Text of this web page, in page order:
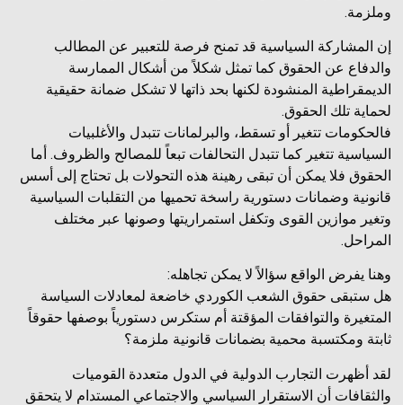
وملزمة.
إن المشاركة السياسية قد تمنح فرصة للتعبير عن المطالب
والدفاع عن الحقوق كما تمثل شكلاً من أشكال الممارسة
الديمقراطية المنشودة لكنها بحد ذاتها لا تشكل ضمانة حقيقية
لحماية تلك الحقوق.
فالحكومات تتغير أو تسقط، والبرلمانات تتبدل والأغلبيات
السياسية تتغير كما تتبدل التحالفات تبعاً للمصالح والظروف. أما
الحقوق فلا يمكن أن تبقى رهينة هذه التحولات بل تحتاج إلى أسس
قانونية وضمانات دستورية راسخة تحميها من التقلبات السياسية
وتغير موازين القوى وتكفل استمراريتها وصونها عبر مختلف
المراحل.
وهنا يفرض الواقع سؤالاً لا يمكن تجاهله:
هل ستبقى حقوق الشعب الكوردي خاضعة لمعادلات السياسة
المتغيرة والتوافقات المؤقتة أم ستكرس دستورياً بوصفها حقوقاً
ثابتة ومكتسبة محمية بضمانات قانونية ملزمة؟
لقد أظهرت التجارب الدولية في الدول متعددة القوميات
والثقافات أن الاستقرار السياسي والاجتماعي المستدام لا يتحقق